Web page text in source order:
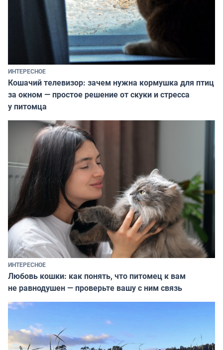
ИНТЕРЕСНОЕ
Кошачий телевизор: зачем нужна кормушка для птиц
за окном — простое решение от скуки и стресса
у питомца
ИНТЕРЕСНОЕ
Любовь кошки: как понять, что питомец к вам
не равнодушен — проверьте вашу с ним связь